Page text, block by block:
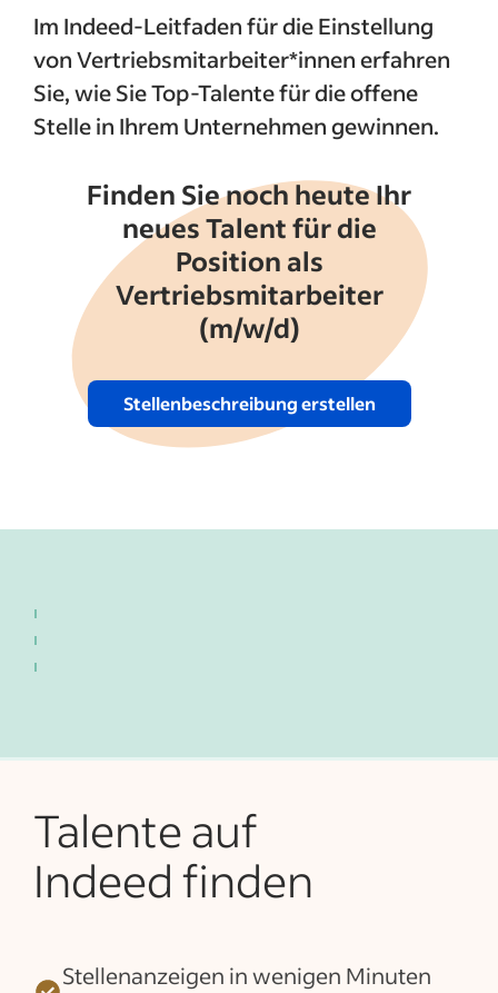
Recruitingtipps nach Jobtitel
Mehr anzeigen
Im Indeed-Leitfaden für die Einstellung
von Vertriebsmitarbeiter*innen erfahren
Sie, wie Sie Top-Talente für die offene
Stelle in Ihrem Unternehmen gewinnen.
Finden Sie noch heute Ihr
neues Talent für die
Position als
Vertriebsmitarbeiter
(m/w/d)
Stellenbeschreibung erstellen
Talente auf
Indeed finden
Stellenanzeigen in wenigen Minuten